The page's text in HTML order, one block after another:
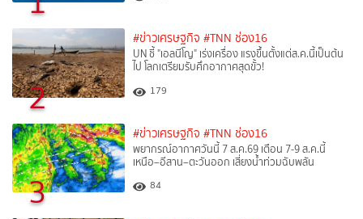
2
#ข่าวเศรษฐกิจ #TNN ช่อง16
UN ชี้ "เอลนีโญ" เร่งเครื่อง แรงขึ้นตั้งแต่ส.ค.นี้เป็นต้น
ไป โลกเตรียมรับศึกอากาศสุดขั้ว!
179
3
#ข่าวเศรษฐกิจ #TNN ช่อง16
พยากรณ์อากาศวันนี้ 7 ส.ค.69 เตือน 7-9 ส.ค.นี้
เหนือ–อีสาน–ตะวันออก เสี่ยงน้ำท่วมฉับพลัน
84